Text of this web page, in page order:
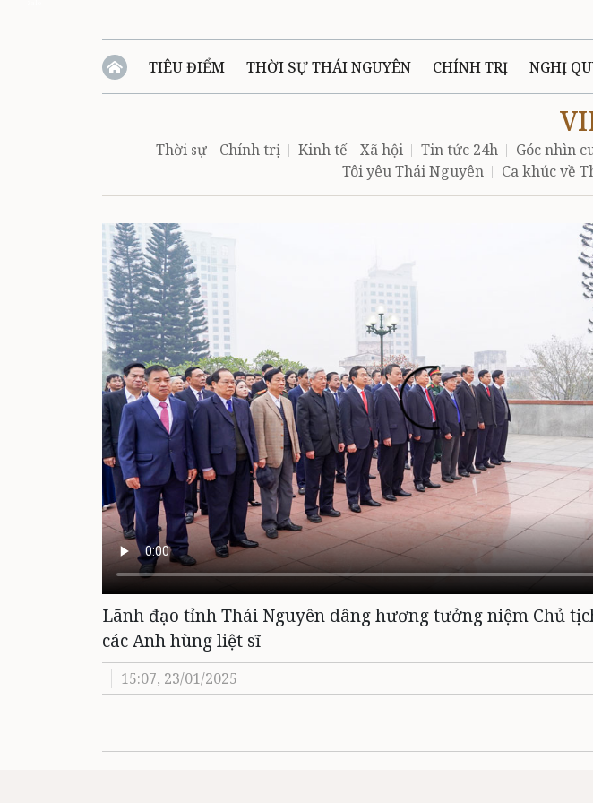
TIÊU ĐIỂM THỜI SỰ THÁI NGUYÊN CHÍNH TRỊ NGHỊ
ĐẤT VÀ NGƯỜI THÁI NGUYÊN
QUỐC TẾ TÀI NGUYÊN - MÔI TRƯỜNG
VĂN BẢN, CHÍNH SÁCH MỚI
Thời sự - Chính trị Kinh tế - Xã hội Tin tức 24h Góc nhìn
Tôi yêu Thái Nguyên
Ca khúc về
Lãnh đạo tỉnh Thái Nguyên dâng hương tưởng niệm Chủ
các Anh hùng liệt sĩ
15:07, 23/01/2025